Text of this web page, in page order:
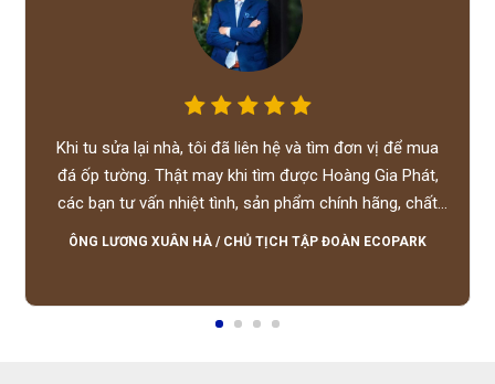
Khi tu sửa lại nhà, tôi đã liên hệ và tìm đơn vị để mua
đá ốp tường. Thật may khi tìm được Hoàng Gia Phát,
các bạn tư vấn nhiệt tình, sản phẩm chính hãng, chất
lượng tốt, giá hợp lý, hỗ trợ tận tình.
ÔNG LƯƠNG XUÂN HÀ / CHỦ TỊCH TẬP ĐOÀN ECOPARK